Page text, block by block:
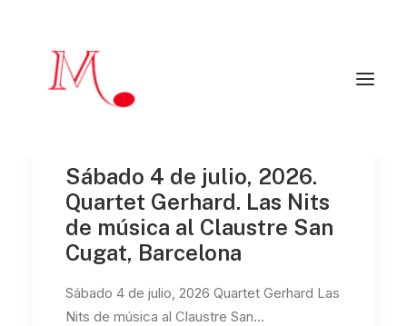
Mendialdua Music
Críticas y reseñas
Artistas colaboradores
Programadores
Sábado 4 de julio, 2026.
Quartet Gerhard. Las Nits
de música al Claustre San
Cugat, Barcelona
Sábado 4 de julio, 2026 Quartet Gerhard Las
Nits de música al Claustre San…